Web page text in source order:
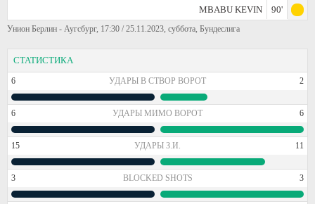
MBABU KEVIN
90'
Унион Берлин - Аугсбург, 17:30 / 25.11.2023, суббота, Бундеслига
СТАТИСТИКА
6 УДАРЫ В СТВОР ВОРОТ 2
6 УДАРЫ МИМО ВОРОТ 6
15 УДАРЫ З.И. 11
3 BLOCKED SHOTS 3